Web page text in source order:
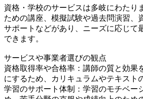
資格・学校のサービスは多岐にわたり
ための講座、模擬試験や過去問演習、
サポートなどがあり、ニーズに応じて
できます。
サービスや事業者選びの観点
資格取得率や合格率：講師の質と効果
にするため、カリキュラムやテキスト
学習のサポート体制：学習のモチベー